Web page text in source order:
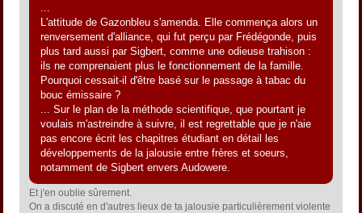
L'attitude de Gazonbleu s'amenda. Elle commença alors un
renversement d'alliance, qui fut perçu par Frédégonde, puis
plus tard aussi par Sigbert, comme une odieuse trahison :
ils ne comprenaient plus le fonctionnement de la famille.
Pourquoi cessait-il d'être basé sur le passage à tabac du
bouc émissaire ?
... Sur le plan de la méthode scientifique, que pourtant je
voulais m'astreindre à suivre, il est regrettable que je n'aie
pas encore écrit les chapitres étudiant en détail les
développements de la jalousie entre frères et soeurs,
notamment de Sigbert envers Audowere.
Et j'en oublie sûrement.
On a discuté en d'autres lieux de ta jalousie particulièrement violente